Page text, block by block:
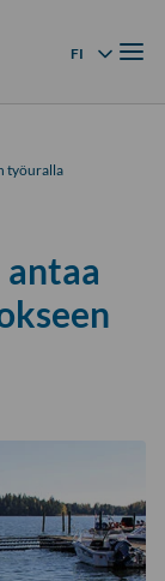
FI
Kielivalikko
työuralla